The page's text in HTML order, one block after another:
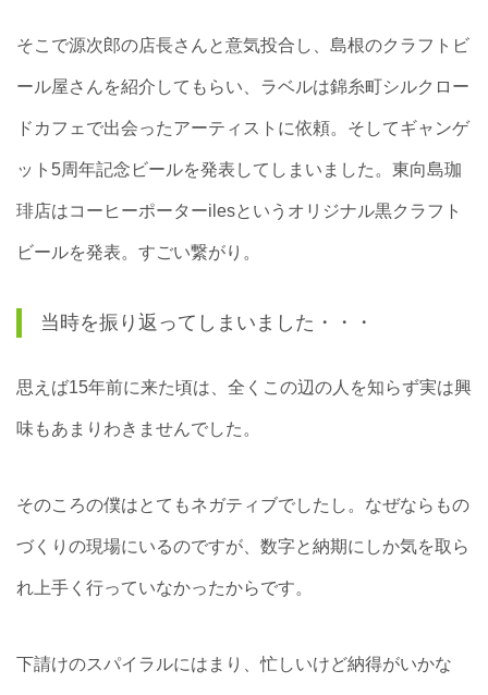
そこで源次郎の店長さんと意気投合し、島根のクラフトビ
ール屋さんを紹介してもらい、ラベルは錦糸町シルクロー
ドカフェで出会ったアーティストに依頼。そしてギャンゲ
ット5周年記念ビールを発表してしまいました。東向島珈
琲店はコーヒーポーターilesというオリジナル黒クラフト
ビールを発表。すごい繋がり。
当時を振り返ってしまいました・・・
思えば15年前に来た頃は、全くこの辺の人を知らず実は興
味もあまりわきませんでした。
そのころの僕はとてもネガティブでしたし。なぜならもの
づくりの現場にいるのですが、数字と納期にしか気を取ら
れ上手く行っていなかったからです。
下請けのスパイラルにはまり、忙しいけど納得がいかな